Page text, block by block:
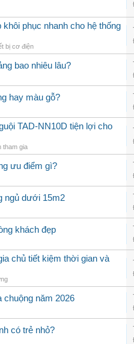
phục nhanh cho hệ thống
bị cơ điện
bao nhiêu lâu?
hay màu gỗ?
TAD-NN10D tiện lợi cho
tham gia
ưu điểm gì?
ngủ dưới 15m2
khách đẹp
chủ tiết kiệm thời gian và
năm 2026
có trẻ nhỏ?